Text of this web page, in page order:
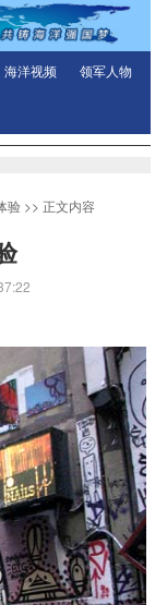
海洋视频 领军人物
验 >> 正文内容